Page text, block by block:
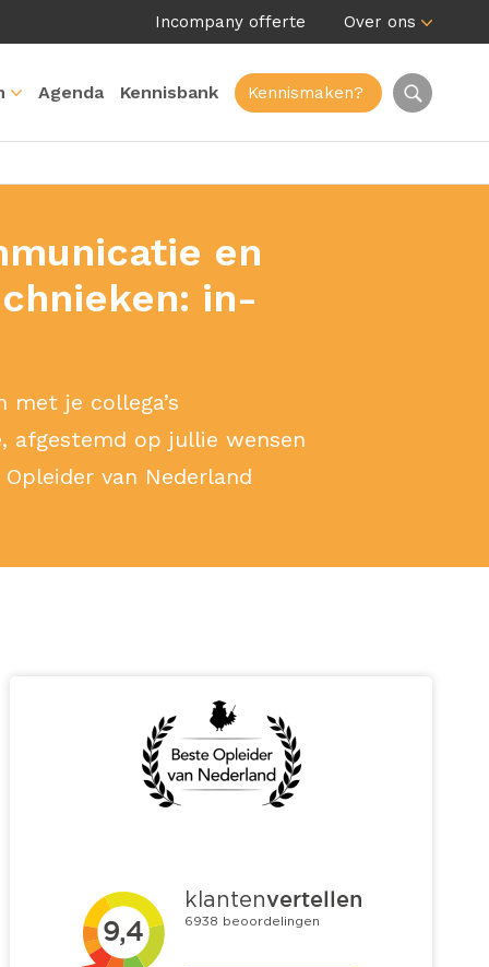
Incompany offerte Over ons
Agenda Kennisbank Kennismaken?
en
in-
met je collega’s
afgestemd op jullie wensen
van Nederland